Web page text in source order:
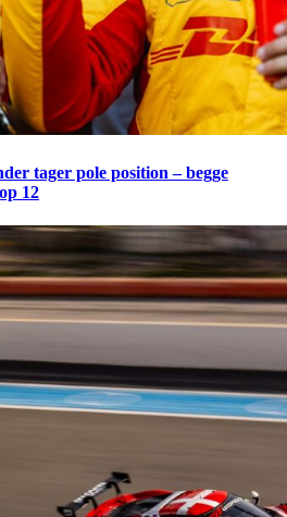
tager pole position – begge
12